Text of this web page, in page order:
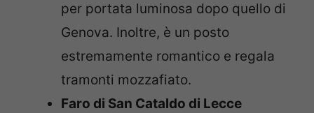
per portata luminosa dopo quello di
Genova. Inoltre, è un posto
estremamente romantico e regala
tramonti mozzafiato.
Faro di San Cataldo di Lecce